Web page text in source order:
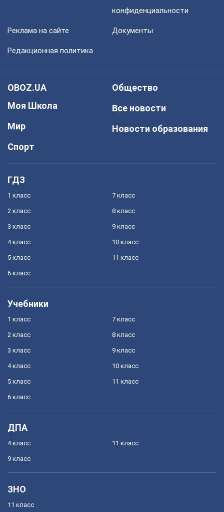
конфиденциальности
Реклама на сайте Документы
Редакционная политика
OBOZ.UA
Моя Школа
Мир
Спорт
Общество
Все новости
Новости образования
ГДЗ
1 класс
2 класс
3 класс
4 класс
5 класс
6 класс
7 класс
8 класс
9 класс
10 класс
11 класс
Учебники
1 класс
2 класс
3 класс
4 класс
5 класс
6 класс
7 класс
8 класс
9 класс
10 класс
11 класс
ДПА
4 класс
9 класс
11 класс
ЗНО
11 класс